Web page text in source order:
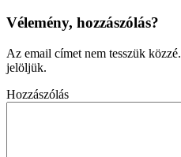
Vélemény, hozzászólás?
Az email címet nem tesszük közzé.
jelöljük.
Hozzászólás